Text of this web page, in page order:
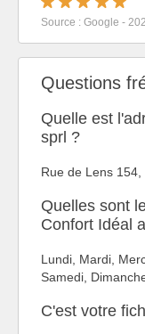
Source : Google -
Questions
Quelle est
sprl ?
Rue de Lens
Quelles sont
Confort Idéal
Lundi, Mardi,
Samedi,
C'est votre